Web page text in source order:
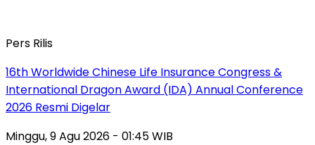
Pers Rilis
16th Worldwide Chinese Life Insurance Congress &
International Dragon Award (IDA) Annual Conference
2026 Resmi Digelar
Minggu, 9 Agu 2026 - 01:45 WIB